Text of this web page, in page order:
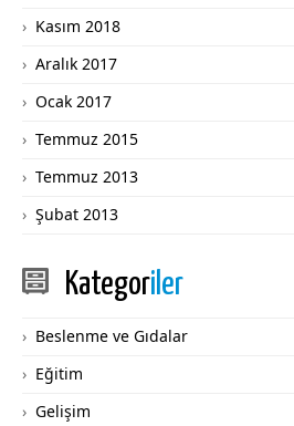
Kasım 2018
Aralık 2017
Ocak 2017
Temmuz 2015
Temmuz 2013
Şubat 2013
Kategoriler
Beslenme ve Gıdalar
Eğitim
Gelişim